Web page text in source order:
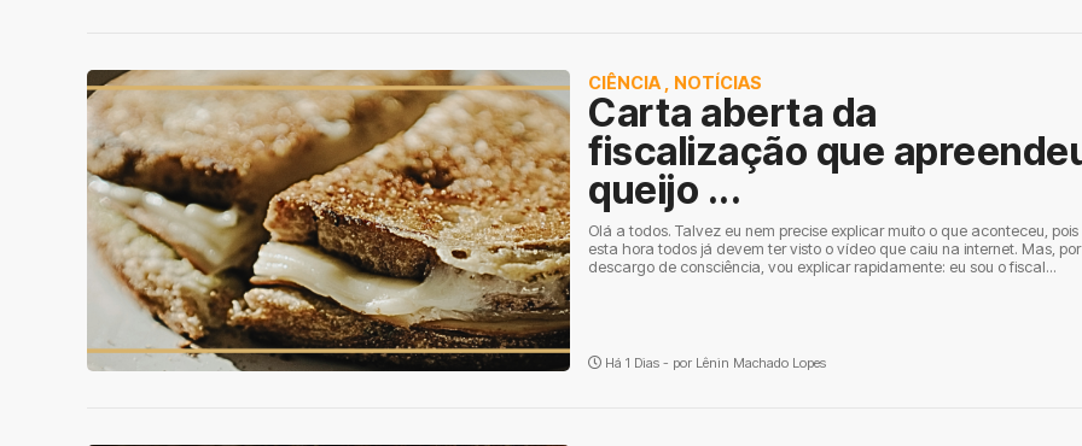
CIÊNCIA NOTÍCIAS
Carta aberta da
fiscalização que
queijo ...
Olá a todos. Talvez eu nem precise explicar muito o que aconteceu, pois
esta hora todos já devem ter visto o vídeo que caiu na internet. Mas, por
descargo de consciência, vou explicar rapidamente: eu sou o fiscal...
Há 1 Dias - por Lênin Machado Lopes